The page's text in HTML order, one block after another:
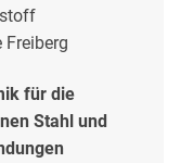
Freiberg
für die
Stahl und